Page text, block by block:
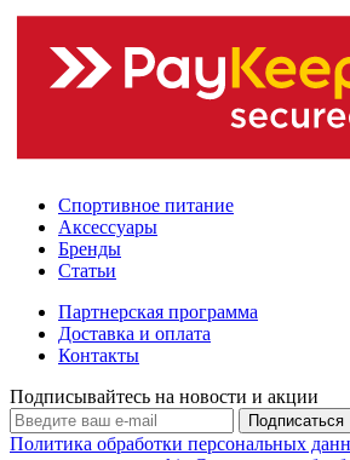
Спортивное питание
Аксессуары
Бренды
Статьи
Партнерская программа
Доставка и оплата
Контакты
Подписывайтесь на новости и акции
Подписаться
Политика обработки персональных